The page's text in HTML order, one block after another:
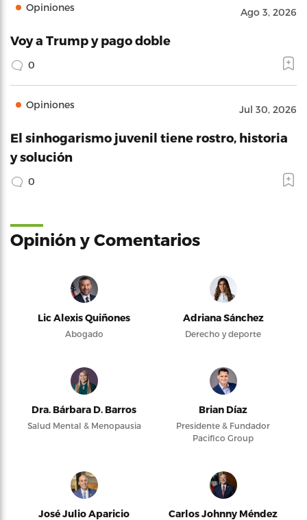
Opiniones Ago 3, 2026
Voy a Trump y pago doble
0
Opiniones Jul 30, 2026
El sinhogarismo juvenil tiene rostro, historia
y solución
0
Opinión y Comentarios
Lic Alexis Quiñones
Abogado
Adriana Sánchez
Derecho y deporte
Dra. Bárbara D. Barros
Salud Mental & Menopausia
Brian Díaz
Presidente & Fundador
Pacifico Group
José Julio Aparicio
Carlos Johnny Méndez